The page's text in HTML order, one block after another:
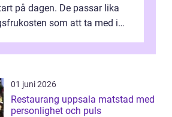
på dagen. De passar lika
som att ta med i
01 juni 2026
Restaurang uppsala matstad med
personlighet och puls